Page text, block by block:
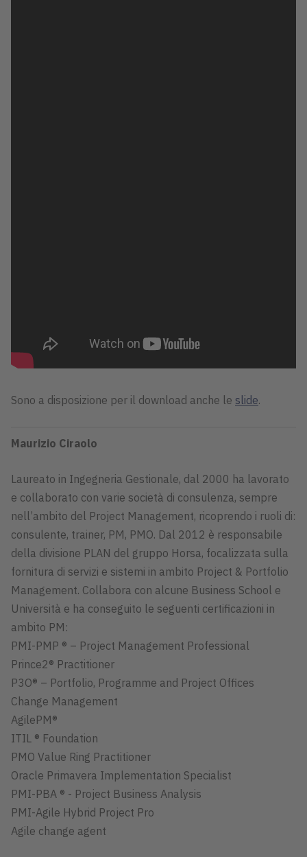
Sono a disposizione per il download anche le slide.
Maurizio Ciraolo
Laureato in Ingegneria Gestionale, dal 2000 ha lavorato
e collaborato con varie società di consulenza, sempre
nell’ambito del Project Management, ricoprendo i ruoli di:
consulente, trainer, PM, PMO. Dal 2012 è responsabile
della divisione PLAN del gruppo Horsa, focalizzata sulla
fornitura di servizi e sistemi in ambito Project & Portfolio
Management. Collabora con alcune Business School e
Università e ha conseguito le seguenti certificazioni in
ambito PM:
PMI-PMP ® – Project Management Professional
Prince2® Practitioner
P3O® – Portfolio, Programme and Project Offices
Change Management
AgilePM®
ITIL ® Foundation
PMO Value Ring Practitioner
Oracle Primavera Implementation Specialist
PMI-PBA ® - Project Business Analysis
PMI-Agile Hybrid Project Pro
Agile change agent